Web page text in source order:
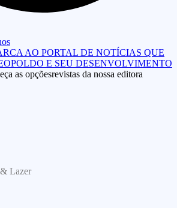
as opçõesrevistas da nossa editora
Lazer